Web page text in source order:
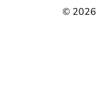
© 2026